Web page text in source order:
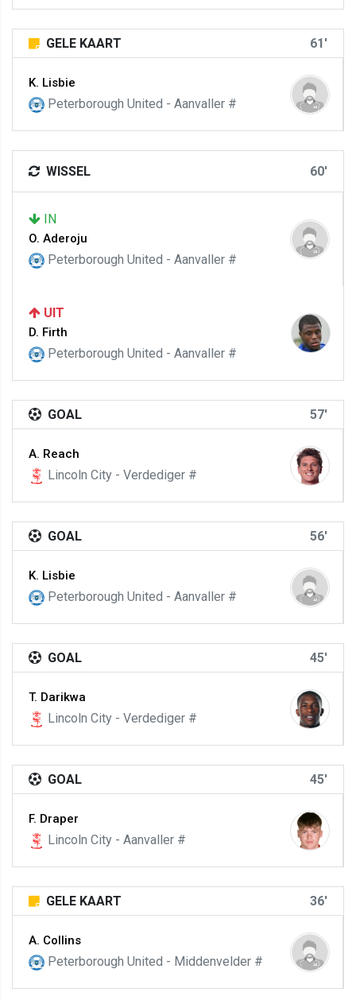
GELE KAART 61'
K. Lisbie
Peterborough United - Aanvaller #
WISSEL 60'
IN
O. Aderoju
Peterborough United - Aanvaller #
UIT
D. Firth
Peterborough United - Aanvaller #
GOAL 57'
A. Reach
Lincoln City - Verdediger #
GOAL 56'
K. Lisbie
Peterborough United - Aanvaller #
GOAL 45'
T. Darikwa
Lincoln City - Verdediger #
GOAL 45'
F. Draper
Lincoln City - Aanvaller #
GELE KAART 36'
A. Collins
Peterborough United - Middenvelder #